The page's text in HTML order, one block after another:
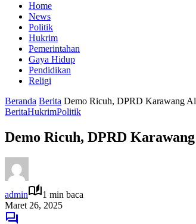
Home
News
Politik
Hukrim
Pemerintahan
Gaya Hidup
Pendidikan
Religi
Beranda Berita Demo Ricuh, DPRD Karawang
BeritaHukrimPolitik
Demo Ricuh, DPRD
admin
1 min baca
Maret 26, 2025